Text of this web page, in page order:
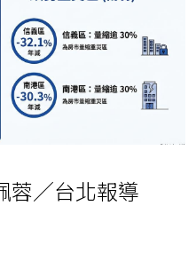
蓉／台北報導